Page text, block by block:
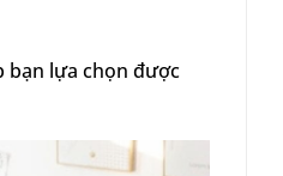
bạn lựa chọn được